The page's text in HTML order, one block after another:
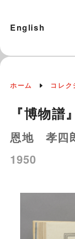
English
ホーム コレク
『博物譜
恩地 孝四
1950